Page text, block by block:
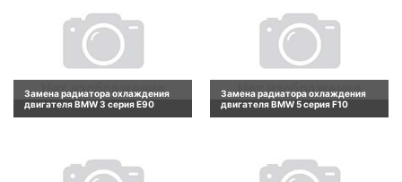
Замена радиатора охлаждения
двигателя BMW 3 серия E90
Замена радиатора охлаждения
двигателя BMW 5 серия F10